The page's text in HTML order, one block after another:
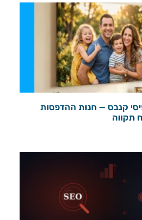
קנבס — חנות ההדפסות
תקווה